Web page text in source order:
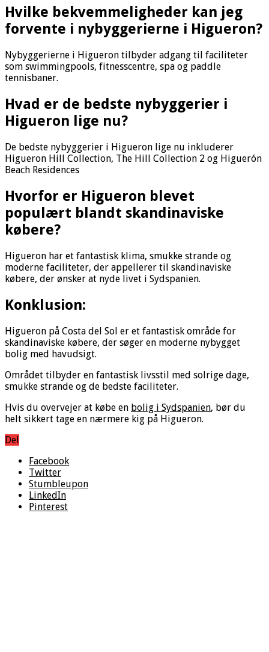
Hvilke bekvemmeligheder kan jeg
forvente i nybyggerierne i Higueron?
Nybyggerierne i Higueron tilbyder adgang til faciliteter
som swimmingpools, fitnesscentre, spa og paddle
tennisbaner.
Hvad er de bedste nybyggerier i
Higueron lige nu?
De bedste nybyggerier i Higueron lige nu inkluderer
Higueron Hill Collection, The Hill Collection 2 og Higuerón
Beach Residences
Hvorfor er Higueron blevet
populært blandt skandinaviske
købere?
Higueron har et fantastisk klima, smukke strande og
moderne faciliteter, der appellerer til skandinaviske
købere, der ønsker at nyde livet i Sydspanien.
Konklusion:
Higueron på Costa del Sol er et fantastisk område for
skandinaviske købere, der søger en moderne nybygget
bolig med havudsigt.
Området tilbyder en fantastisk livsstil med solrige dage,
smukke strande og de bedste faciliteter.
Hvis du overvejer at købe en bolig i Sydspanien, bør du
helt sikkert tage en nærmere kig på Higueron.
Del
Facebook
Twitter
Stumbleupon
LinkedIn
Pinterest